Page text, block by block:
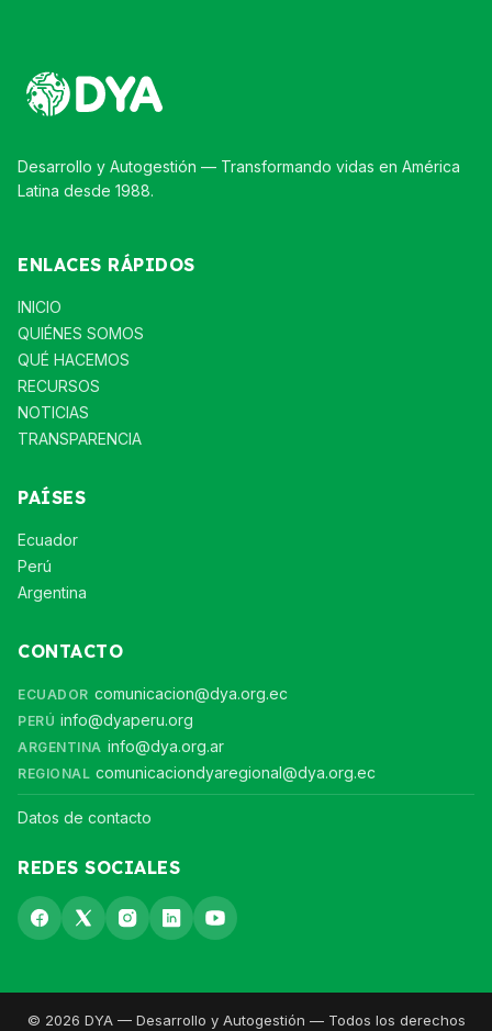
Desarrollo y Autogestión — Transformando vidas en América
Latina desde 1988.
ENLACES RÁPIDOS
INICIO
QUIÉNES SOMOS
QUÉ HACEMOS
RECURSOS
NOTICIAS
TRANSPARENCIA
PAÍSES
Ecuador
Perú
Argentina
CONTACTO
ECUADOR comunicacion@dya.org.ec
PERÚ info@dyaperu.org
ARGENTINA info@dya.org.ar
REGIONAL comunicaciondyaregional@dya.org.ec
Datos de contacto
REDES SOCIALES
© 2026 DYA — Desarrollo y Autogestión — Todos los derechos